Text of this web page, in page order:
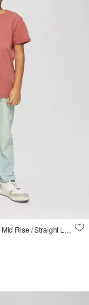
Jogg-Jeans Pelle / Regular Fit / Mid Rise / Straight Leg / Used-Effekt